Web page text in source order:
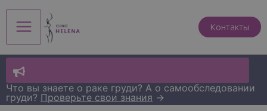
Перейти
содержимому
Main
Menu
Контакты
Что вы знаете о раке груди? А о самообследовании
груди? Проверьте свои знания →